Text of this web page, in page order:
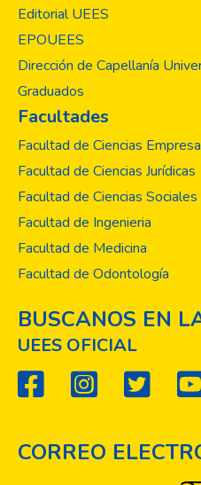
atención a la
orientación en
actividades
aspectos
el año lectivo
académico
Editorial UEES
EPOUEES
Dirección de Capellanía
Graduados
Facultades
Facultad de Ciencias
Facultad de Ciencias Jurídicas
Facultad de Ciencias Sociales
Facultad de Ingenieria
Facultad de Medicina
Facultad de Odontología
BUSCANOS EN
UEES OFICIAL
CORREO